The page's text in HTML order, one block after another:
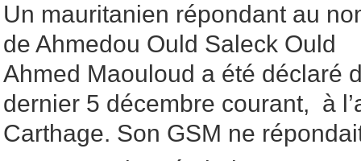
Un mauritanien répondant au
de Ahmedou Ould Saleck Ould
Ahmed Maouloud a été déclaré
dernier 5 décembre courant, à
Carthage. Son GSM ne